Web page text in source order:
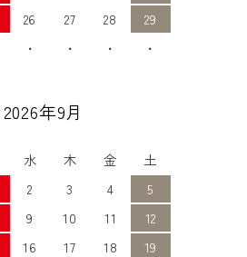
26 27 28
29
・ ・ ・ ・
2026年9月
水 木 金
土
2 3 4
5
9 10 11
12
16 17 18
19